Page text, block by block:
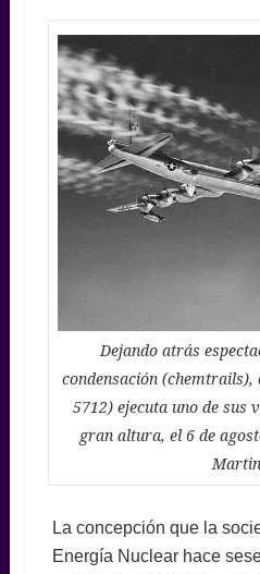
Dejando atrás
condensación (chemtrails),
5712) ejecuta uno de sus
gran altura, el 6 de
La concepción que la
Energía Nuclear hace